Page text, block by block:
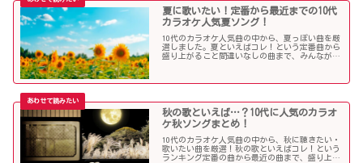
夏に歌いたい！定番から最近までの10代
カラオケ人気夏ソング！
10代のカラオケ人気曲の中から、夏っぽい曲を厳
選しました。夏といえばコレ！という定番曲から
盛り上がること間違いなしの曲まで、みんなが選
秋の歌といえば…？10代に人気のカラオ
ケ秋ソングまとめ！
10代のカラオケ人気曲の中から、秋に聴きたい・
歌いたい曲を厳選！秋の歌といえばコレ！という
ランキング定番の曲から最近の曲まで、盛り上が